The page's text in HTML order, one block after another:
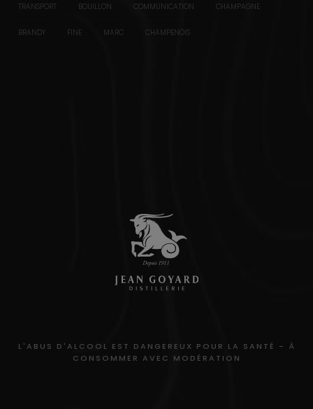
TRANSPORT BOUILLON COMMUNICATION CHAMPAGNE
BRANDY FINE MARC CHAMPENOIS
L'ABUS D'ALCOOL EST DANGEREUX POUR LA SANTÉ - À
CONSOMMER AVEC MODÉRATION